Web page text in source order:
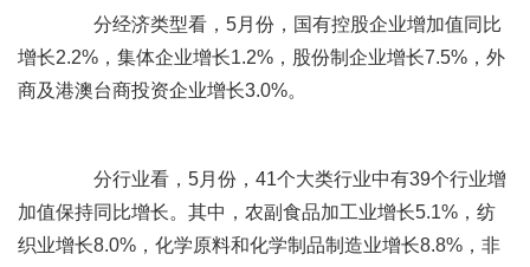
分经济类型看，5月份，国有控股企业增加值同比
增长2.2%，集体企业增长1.2%，股份制企业增长7.5%，外
商及港澳台商投资企业增长3.0%。
分行业看，5月份，41个大类行业中有39个行业增
加值保持同比增长。其中，农副食品加工业增长5.1%，纺
织业增长8.0%，化学原料和化学制品制造业增长8.8%，非